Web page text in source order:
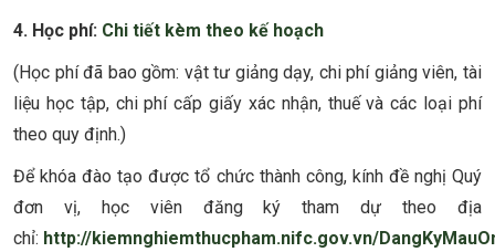
4. Học phí: Chi tiết kèm theo kế hoạch
(Học phí đã bao gồm: vật tư giảng dạy, chi phí giảng viên, tài
liệu học tập, chi phí cấp giấy xác nhận, thuế và các loại phí
theo quy định.)
Để khóa đào tạo được tổ chức thành công, kính đề nghị Quý
đơn vị, học viên đăng ký tham dự theo địa
chỉ: http://kiemnghiemthucpham.nifc.gov.vn/